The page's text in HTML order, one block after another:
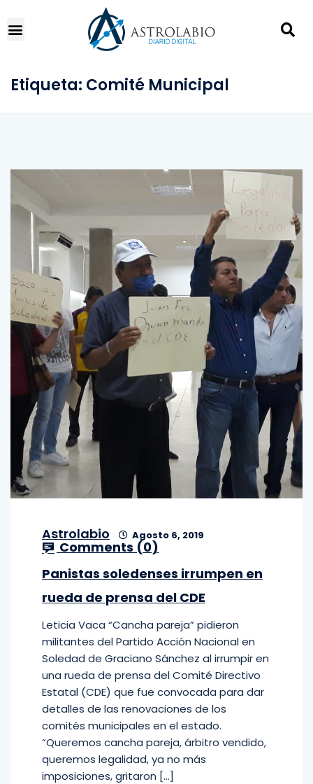
Etiqueta: Comité Municipal
Astrolabio Agosto 6, 2019
Comments (0)
Panistas soledenses irrumpen en
rueda de prensa del CDE
Leticia Vaca “Cancha pareja” pidieron
militantes del Partido Acción Nacional en
Soledad de Graciano Sánchez al irrumpir en
una rueda de prensa del Comité Directivo
Estatal (CDE) que fue convocada para dar
detalles de las renovaciones de los
comités municipales en el estado.
“Queremos cancha pareja, árbitro vendido,
queremos legalidad, ya no más
imposiciones, gritaron […]